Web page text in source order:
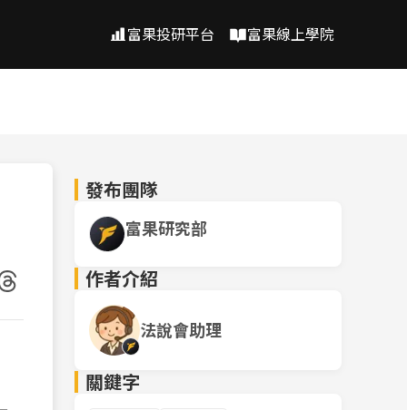
富果投研平台 富果線上學院
發布團隊
富果研究部
作者介紹
法說會助理
關鍵字